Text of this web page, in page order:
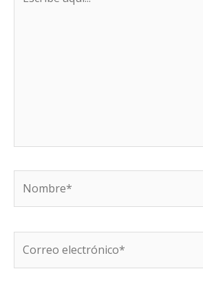
aquí...
electrónico*